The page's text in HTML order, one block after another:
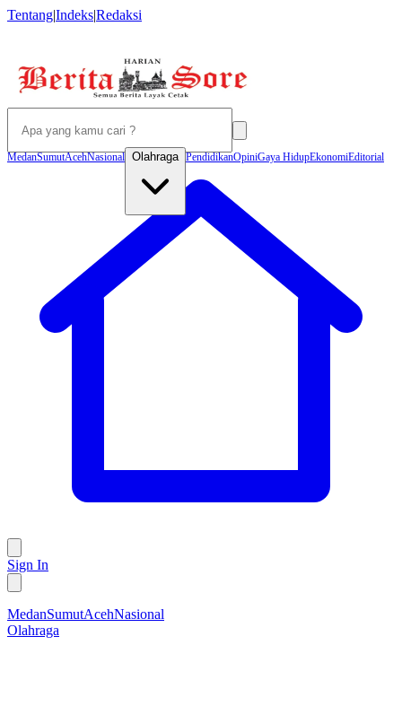
Tentang|Indeks|Redaksi
MedanSumutAcehNasional Olahraga PendidikanOpiniGaya HidupEkonomiEditorial
Sign In
MedanSumutAcehNasional
Olahraga